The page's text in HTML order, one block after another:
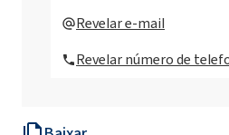
ROKAmer®1010/50
Revelar e-mail
Revelar número de